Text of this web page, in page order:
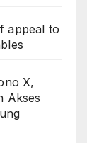
appeal to
X,
Akses